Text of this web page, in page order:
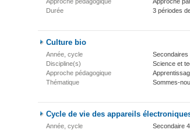
Durée
3 périodes
Culture bio
Année, cycle
Secondaires
Discipline(s)
Science et
Approche pédagogique
Thématique
Sommes-
Cycle de vie des appareils
Année, cycle
Secondaire